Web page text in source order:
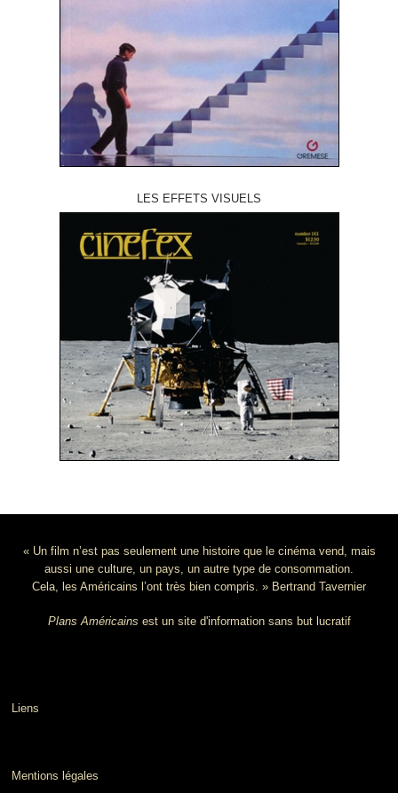
LES EFFETS VISUELS
« Un film n’est pas seulement une histoire que le cinéma vend, mais
aussi une culture, un pays, un autre type de consommation.
Cela, les Américains l’ont très bien compris. » Bertrand Tavernier
Plans Américains est un site d'information sans but lucratif
Liens
Mentions légales